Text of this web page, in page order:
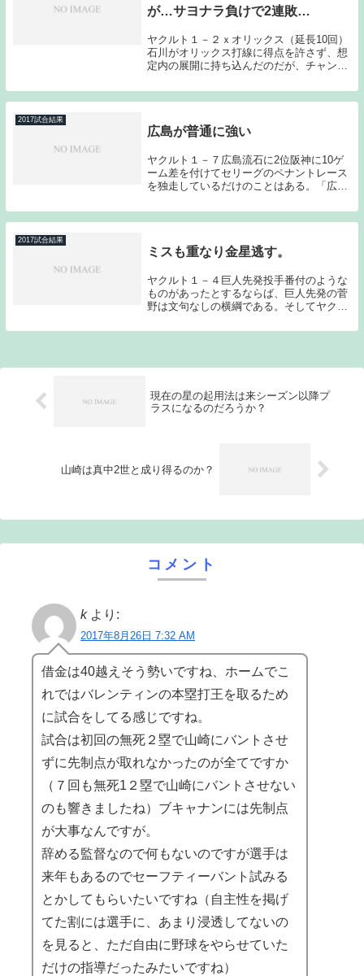
が…サヨナラ負けで2連敗…
ヤクルト１－２ｘオリックス（延長10回）
石川がオリックス打線に得点を許さず、想
定内の展開に持ち込んだのだが、チャンス
つかれると延長10回にギルメットが駿太に
サヨナラタイムリーを浴びてしまった。オ
2017試合結果
広島が普通に強い
ヤクルト１－７広島流石に2位阪神に10ゲ
ーム差を付けてセリーグのペナントレース
を独走しているだけのことはある。「広島
が抜け、ジョンソンも活躍できていないの
だが、それでもこの強さである。昨年のリ
2017試合結果
ミスも重なり金星逃す。
ヤクルト１－４巨人先発投手番付のような
ものがあったとするならば、巨人先発の菅
野は文句なしの横綱である。そしてヤクル
うかの選手である。対戦前から不利が予想
現在の星の起用法は来シーズン以降プ
ラスになるのだろうか？
山崎は真中2世と成り得るのか？
コメント
k より:
2017年8月26日 7:32 AM
借金は40越えそう勢いですね、ホームでこ
れではバレンティンの本塁打王を取るため
に試合をしてる感じですね。
試合は初回の無死２塁で山崎にバントさせ
ずに先制点が取れなかったのが全てですか
（７回も無死1２塁で山崎にバントさせない
のも響きましたね）ブキャナンには先制点
が大事なんですが。
辞める監督なので何もないのですが選手は
来年もあるのでセーフティーバント試みる
とかしてもらいたいですね（自主性を掲げ
てた割には選手に、あまり浸透してないの
を見ると、ただ自由に野球をやらせていた
だけの指導だったみたいですね）